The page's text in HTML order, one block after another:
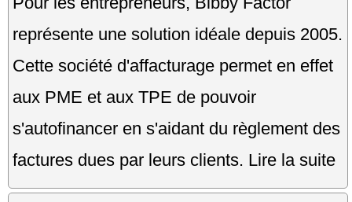
représente une solution idéale depuis 2005.
Cette société d'affacturage permet en effet
aux PME et aux TPE de pouvoir
s'autofinancer en s'aidant du règlement des
factures dues par leurs clients. Lire la suite